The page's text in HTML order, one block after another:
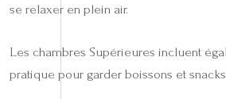
se relaxer en plein air.
Les chambres Supérieures incluent
pratique pour garder boissons et